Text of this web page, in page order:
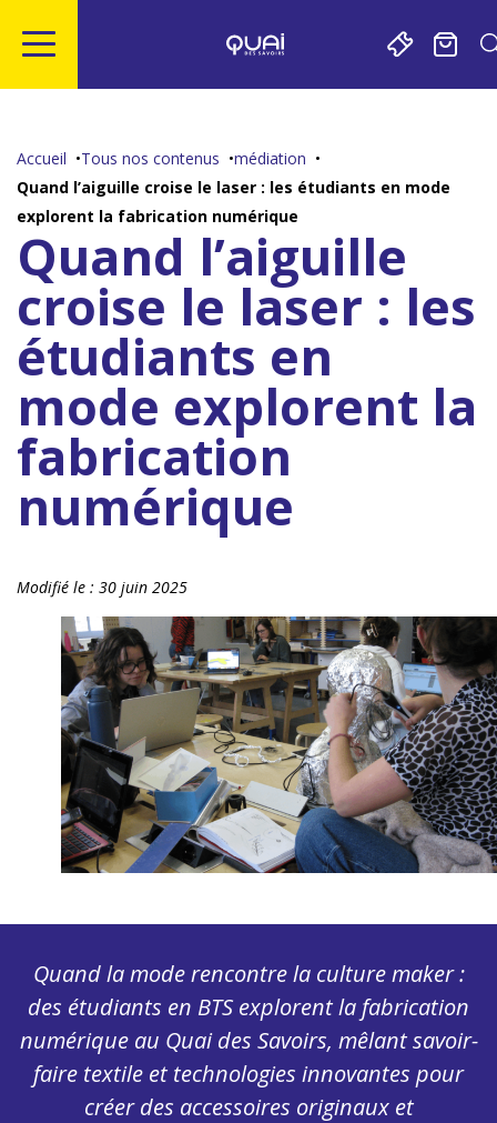
contenu
page
Accueil Tous nos contenus
médiation
Quand l’aiguille croise le laser : les étudiants en mode
explorent la fabrication numérique
Quand l’aiguille
croise le laser : les
étudiants en
mode explorent la
fabrication
numérique
Modifié le : 30 juin 2025
Quand la mode rencontre la culture maker :
des étudiants en BTS explorent la fabrication
numérique au Quai des Savoirs, mêlant savoir-
faire textile et technologies innovantes pour
créer des accessoires originaux et